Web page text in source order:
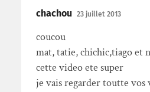
chachou 23 juillet 2013
coucou
mat, tatie, chichic,tiago et
cette video ete super
je vais regarder toutte vos